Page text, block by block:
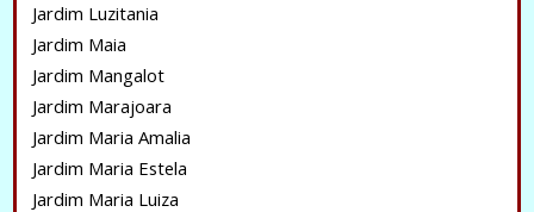
Jardim Luzitania
Jardim Maia
Jardim Mangalot
Jardim Marajoara
Jardim Maria Amalia
Jardim Maria Estela
Jardim Maria Luiza